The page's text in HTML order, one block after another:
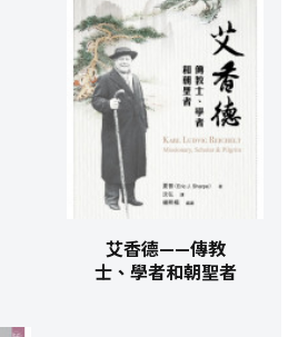
艾香德——傳教
士、學者和朝聖者